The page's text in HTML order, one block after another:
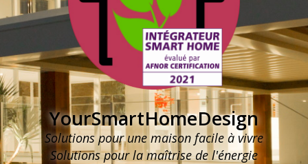
YourSmartHomeDesign
Solutions pour une maison facile à vivre
Solutions pour la maîtrise de l'énergie